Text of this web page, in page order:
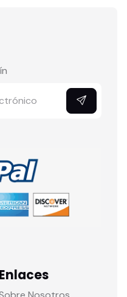
Enlaces